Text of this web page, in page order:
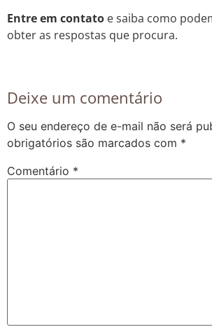
Entre em contato e saiba como
obter as respostas que procura.
Deixe um comentário
O seu endereço de e-mail não será
obrigatórios são marcados com *
Comentário *